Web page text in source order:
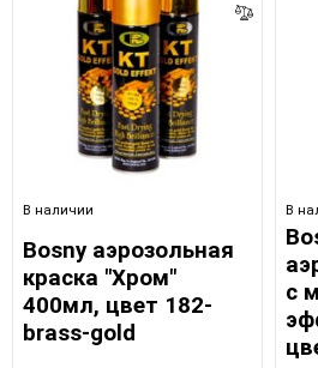
UA
В наличии
Bosny аэрозольная
краска "Хром"
400мл, цвет 182-
brass-gold
В
с